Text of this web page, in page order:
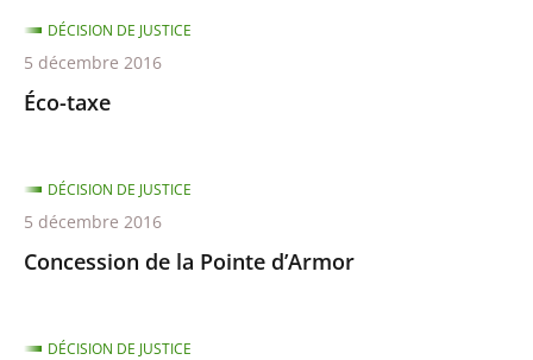
Éco-taxe
DÉCISION DE JUSTICE
5 décembre 2016
Concession de la Pointe d’Armor
DÉCISION DE JUSTICE
5 décembre 2016
DÉCISION DE JUSTICE